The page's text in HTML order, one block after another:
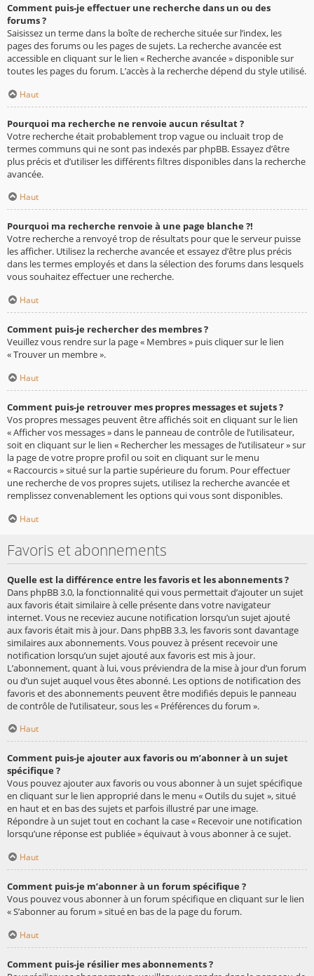
Comment puis-je effectuer une recherche dans un ou des
forums ?
Saisissez un terme dans la boîte de recherche située sur l’index, les
pages des forums ou les pages de sujets. La recherche avancée est
accessible en cliquant sur le lien « Recherche avancée » disponible sur
toutes les pages du forum. L’accès à la recherche dépend du style utilisé.
Haut
Pourquoi ma recherche ne renvoie aucun résultat ?
Votre recherche était probablement trop vague ou incluait trop de
termes communs qui ne sont pas indexés par phpBB. Essayez d’être
plus précis et d’utiliser les différents filtres disponibles dans la recherche
avancée.
Haut
Pourquoi ma recherche renvoie à une page blanche ?!
Votre recherche a renvoyé trop de résultats pour que le serveur puisse
les afficher. Utilisez la recherche avancée et essayez d’être plus précis
dans les termes employés et dans la sélection des forums dans lesquels
vous souhaitez effectuer une recherche.
Haut
Comment puis-je rechercher des membres ?
Veuillez vous rendre sur la page « Membres » puis cliquer sur le lien
« Trouver un membre ».
Haut
Comment puis-je retrouver mes propres messages et sujets ?
Vos propres messages peuvent être affichés soit en cliquant sur le lien
« Afficher vos messages » dans le panneau de contrôle de l’utilisateur,
soit en cliquant sur le lien « Rechercher les messages de l’utilisateur » sur
la page de votre propre profil ou soit en cliquant sur le menu
« Raccourcis » situé sur la partie supérieure du forum. Pour effectuer
une recherche de vos propres sujets, utilisez la recherche avancée et
remplissez convenablement les options qui vous sont disponibles.
Haut
Favoris et abonnements
Quelle est la différence entre les favoris et les abonnements ?
Dans phpBB 3.0, la fonctionnalité qui vous permettait d’ajouter un sujet
aux favoris était similaire à celle présente dans votre navigateur
internet. Vous ne receviez aucune notification lorsqu’un sujet ajouté
aux favoris était mis à jour. Dans phpBB 3.3, les favoris sont davantage
similaires aux abonnements. Vous pouvez à présent recevoir une
notification lorsqu’un sujet ajouté aux favoris est mis à jour.
L’abonnement, quant à lui, vous préviendra de la mise à jour d’un forum
ou d’un sujet auquel vous êtes abonné. Les options de notification des
favoris et des abonnements peuvent être modifiés depuis le panneau
de contrôle de l’utilisateur, sous les « Préférences du forum ».
Haut
Comment puis-je ajouter aux favoris ou m’abonner à un sujet
spécifique ?
Vous pouvez ajouter aux favoris ou vous abonner à un sujet spécifique
en cliquant sur le lien approprié dans le menu « Outils du sujet », situé
en haut et en bas des sujets et parfois illustré par une image.
Répondre à un sujet tout en cochant la case « Recevoir une notification
lorsqu’une réponse est publiée » équivaut à vous abonner à ce sujet.
Haut
Comment puis-je m’abonner à un forum spécifique ?
Vous pouvez vous abonner à un forum spécifique en cliquant sur le lien
« S’abonner au forum » situé en bas de la page du forum.
Haut
Comment puis-je résilier mes abonnements ?